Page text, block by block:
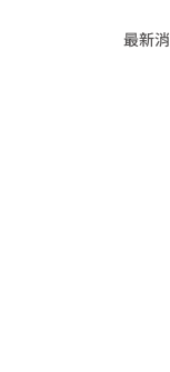
最新